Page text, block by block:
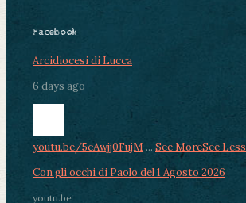
Facebook
Arcidiocesi di Lucca
6 days ago
youtu.be/5cAwjj0FujM ... See MoreSee Less
Con gli occhi di Paolo del 1 Agosto 2026
youtu.be